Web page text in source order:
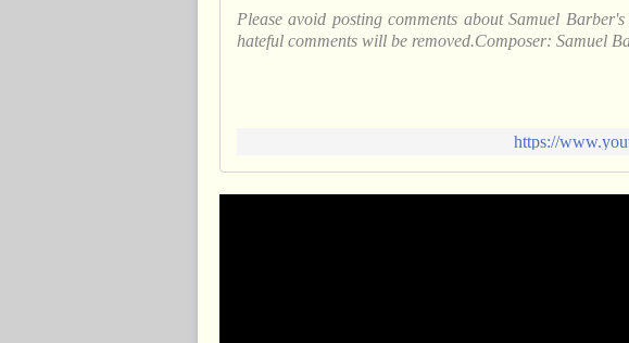
Please avoid posting comments about Samuel
hateful comments will be removed.Composer: Samuel
https://